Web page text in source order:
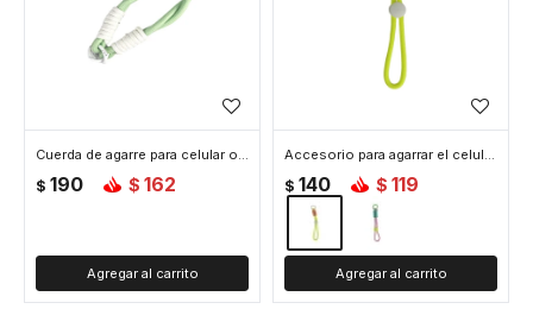
Cuerda de agarre para celular o llaves - Verde
$ 190 $ 162
Accesorio para agarrar el celular - Amarillo
$ 140 $ 119